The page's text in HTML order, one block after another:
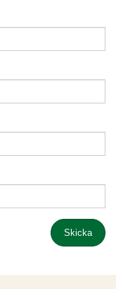
Skicka